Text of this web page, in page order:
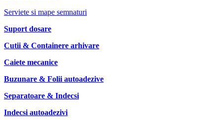
Serviete si mape semnaturi
Suport dosare
Cutii & Containere arhivare
Caiete mecanice
Buzunare & Folii autoadezive
Separatoare & Indecsi
Indecsi autoadezivi